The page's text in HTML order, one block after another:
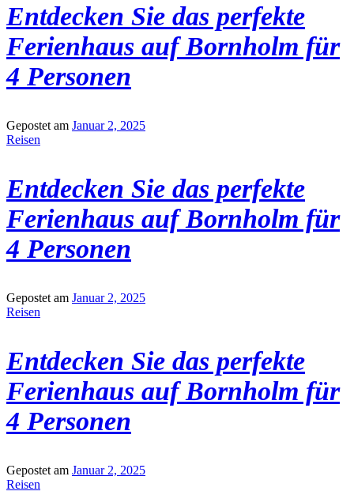
Entdecken Sie das perfekte
Ferienhaus auf Bornholm für
4 Personen
Gepostet am Januar 2, 2025
Reisen
Entdecken Sie das perfekte
Ferienhaus auf Bornholm für
4 Personen
Gepostet am Januar 2, 2025
Reisen
Entdecken Sie das perfekte
Ferienhaus auf Bornholm für
4 Personen
Gepostet am Januar 2, 2025
Reisen